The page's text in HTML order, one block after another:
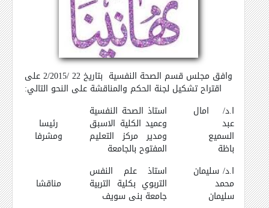
وافق مجلس قسم الصحة النفسية بتاريخ 22 /2/2015 على
اقتراح تشكيل لجنة الحكم والمناقشة على النحو التالي:
ا.د/ امال
عبد
السميع
باظة
استاذ الصحة النفسية
وعميد الكلية الاسبق
ومدير مركز التعليم
المفتوح بالجامعة
رئيسا
ومشرفا
ا.د/ سليمان
محمد
سليمان
استاذ علم النفس
التربوي بكلية التربية
جامعة بنى سويف
مناقشا